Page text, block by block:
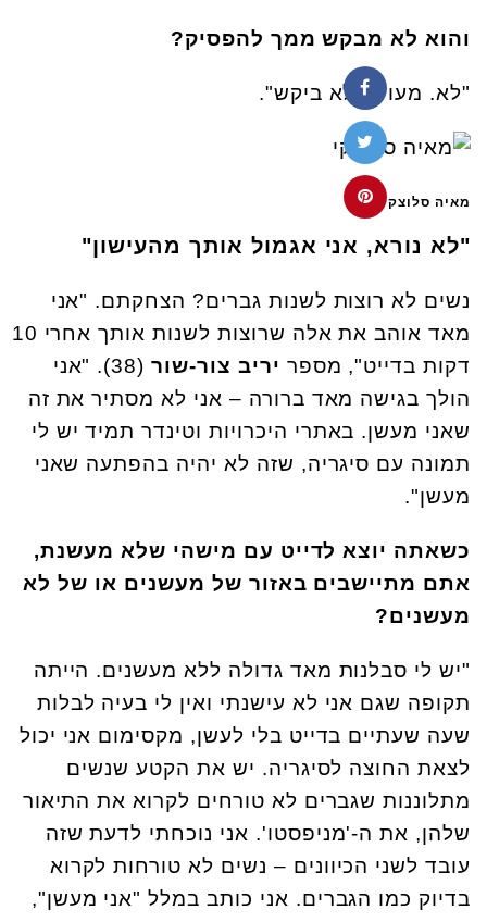
והוא לא מבקש ממך להפסיק?
"לא. מעולם לא ביקש".
מאיה סלוצקי
"לא נורא, אני אגמול אותך מהעישון"
נשים לא רוצות לשנות גברים? הצחקתם. "אני
מאד אוהב את אלה שרוצות לשנות אותך אחרי 10
דקות בדייט", מספר יריב צור-שור
(38). "אני
הולך בגישה מאד ברורה – אני לא מסתיר את זה
שאני מעשן. באתרי היכרויות וטינדר תמיד יש לי
תמונה עם סיגריה, שזה לא יהיה בהפתעה שאני
מעשן".
כשאתה יוצא לדייט עם מישהי שלא מעשנת,
אתם מתיישבים באזור של מעשנים או של לא
מעשנים?
"יש לי סבלנות מאד גדולה ללא מעשנים. הייתה
תקופה שגם אני לא עישנתי ואין לי בעיה לבלות
שעה שעתיים בדייט בלי לעשן, מקסימום אני יכול
לצאת החוצה לסיגריה. יש את הקטע שנשים
מתלוננות שגברים לא טורחים לקרוא את התיאור
שלהן, את ה-'מניפסטו'. אני נוכחתי לדעת שזה
עובד לשני הכיוונים – נשים לא טורחות לקרוא
בדיוק כמו הגברים. אני כותב במלל "אני מעשן",